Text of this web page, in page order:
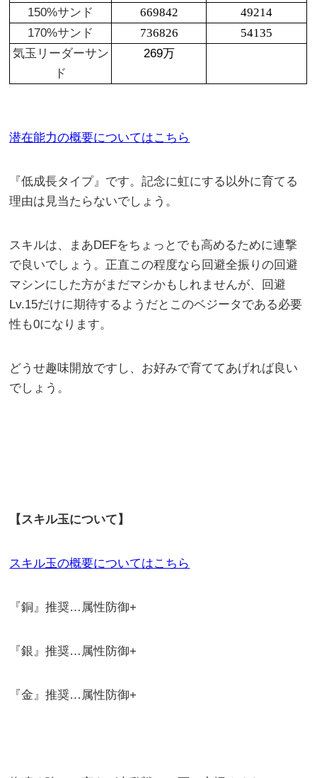
150%サンド
669842
49214
170%サンド
736826
54135
気玉リーダーサン
ド
269万
潜在能力の概要についてはこちら
『低成長タイプ』です。記念に虹にする以外に育てる
理由は見当たらないでしょう。
スキルは、まあDEFをちょっとでも高めるために連撃
で良いでしょう。正直この程度なら回避全振りの回避
マシンにした方がまだマシかもしれませんが、回避
Lv.15だけに期待するようだとこのベジータである必要
性も0になります。
どうせ趣味開放ですし、お好みで育ててあげれば良い
でしょう。
【スキル玉について】
スキル玉の概要についてはこちら
『銅』推奨…属性防御+
『銀』推奨…属性防御+
『金』推奨…属性防御+